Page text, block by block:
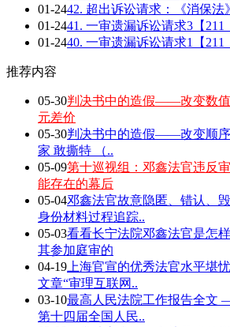
01-2442. 超出诉讼请求：《消保法
01-2441. 一审遗漏诉讼请求3【211
01-2440. 一审遗漏诉讼请求1【211
推荐内容
05-30判决书中的造假——改变数
元差价
05-30判决书中的造假——改变顺
家 敢撕特 （..
05-09第十巡视组：邓鑫法官违反
能存在的幕后
05-04邓鑫法官故意隐匿、错认、
身份材料过程追踪..
05-03看看长宁法院邓鑫法官是怎
其参加庭审的
04-19 上海官宣的优秀法官水平
文章“审理互联网..
03-10最高人民法院工作报告全文
第十四届全国人民..